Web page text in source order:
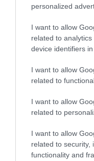
personalized
I want to allow
related to
device identifiers in
I want to allow
related to
I want to allow
related to
I want to allow
related to security,
functionality and